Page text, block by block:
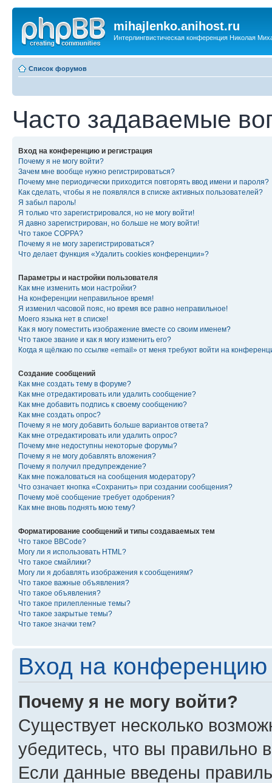
mihajlenko.anihost.ru
Интерлингвистическая конференция Николая
Список форумов
Часто задаваемые
Вход на конференцию и регистрация
Почему я не могу войти?
Зачем мне вообще нужно регистрироваться?
Почему мне периодически приходится повторять ввод имени и пароля?
Как сделать, чтобы я не появлялся в списке активных пользователей?
Я забыл пароль!
Я только что зарегистрировался, но не могу войти!
Я давно зарегистрирован, но больше не могу войти!
Что такое COPPA?
Почему я не могу зарегистрироваться?
Что делает функция «Удалить cookies конференции»?
Параметры и настройки пользователя
Как мне изменить мои настройки?
На конференции неправильное время!
Я изменил часовой пояс, но время все равно неправильное!
Моего языка нет в списке!
Как я могу поместить изображение вместе со своим именем?
Что такое звание и как я могу изменить его?
Когда я щёлкаю по ссылке «email» от меня требуют войти на
Создание сообщений
Как мне создать тему в форуме?
Как мне отредактировать или удалить сообщение?
Как мне добавить подпись к своему сообщению?
Как мне создать опрос?
Почему я не могу добавить больше вариантов ответа?
Как мне отредактировать или удалить опрос?
Почему мне недоступны некоторые форумы?
Почему я не могу добавлять вложения?
Почему я получил предупреждение?
Как мне пожаловаться на сообщения модератору?
Что означает кнопка «Сохранить» при создании сообщения?
Почему моё сообщение требует одобрения?
Как мне вновь поднять мою тему?
Форматирование сообщений и типы создаваемых тем
Что такое BBCode?
Могу ли я использовать HTML?
Что такое смайлики?
Могу ли я добавлять изображения к сообщениям?
Что такое важные объявления?
Что такое объявления?
Что такое прилепленные темы?
Что такое закрытые темы?
Что такое значки тем?
Вход на конференцию
Почему я не могу войти?
Существует несколько
убедитесь, что вы правильно
Если данные введены